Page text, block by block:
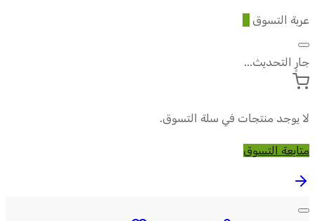
عربة التسوق
جارٍ التحديث...
لا يوجد منتجات في سلة التسوق.
متابعة التسوق